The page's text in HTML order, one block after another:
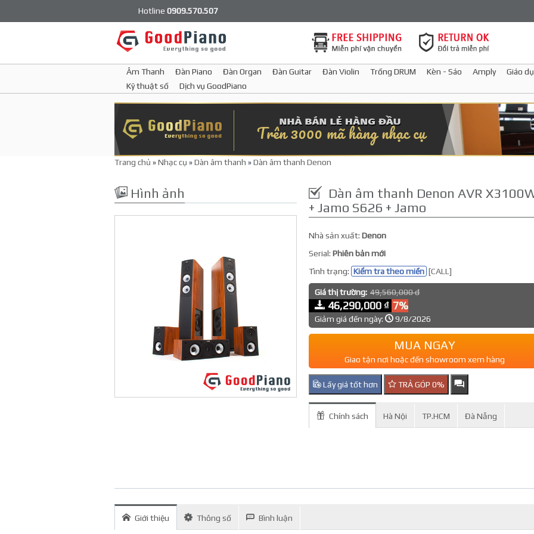
Hotline 0909.570.507
Âm Thanh Đàn Piano Đàn Organ Đàn Guitar Đàn Violin Trống DRUM Kèn - Sáo Amply Giáo
Kỹ thuật số
Dịch vụ GoodPiano
Trang chủ »Nhạc cụ »Dàn âm thanh »Dàn âm thanh Denon
Hình ảnh
Dàn âm thanh Denon AVR
+ Jamo S626 + Jamo
Nhà sản xuất:Denon
Serial:Phiên bản mới
Tình trạng: Kiểm tra theo miền [CALL]
Giá thị trường: 49,560,000 đ
46,290,000 ₫ 7%
Giảm giá đến ngày: 9/8/2026
MUA NGAY
Giao tận nơi hoặc đến showroom xem hàng
Lấy giá tốt hơn TRẢ GÓP 0%
Chính sách Hà Nội TP.HCM Đà Nẵng
Giới thiệu Thông số Bình luận